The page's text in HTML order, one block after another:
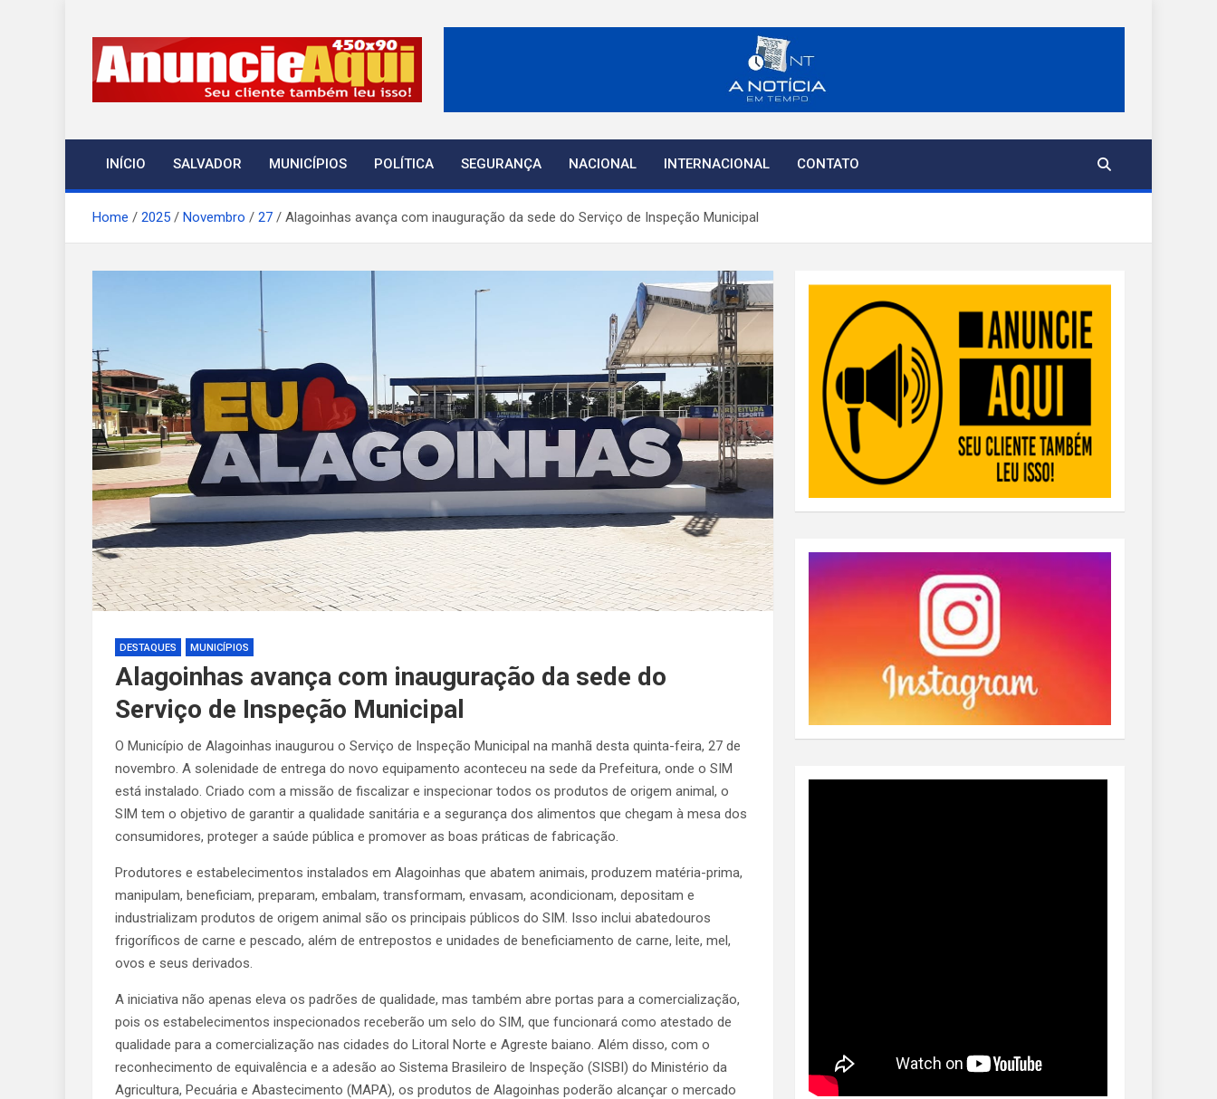
content
INÍCIO SALVADOR MUNICÍPIOS POLÍTICA SEGURANÇA NACIONAL INTERNACIONAL CONTATO
Home 2025 Novembro 27 Alagoinhas avança com inauguração da sede do Serviço de Inspeção Municipal
DESTAQUES MUNICÍPIOS
Alagoinhas avança com inauguração da sede do
Serviço de Inspeção Municipal
O Município de Alagoinhas inaugurou o Serviço de Inspeção Municipal na manhã desta quinta-feira, 27 de
novembro. A solenidade de entrega do novo equipamento aconteceu na sede da Prefeitura, onde o SIM
está instalado. Criado com a missão de fiscalizar e inspecionar todos os produtos de origem animal, o
SIM tem o objetivo de garantir a qualidade sanitária e a segurança dos alimentos que chegam à mesa dos
consumidores, proteger a saúde pública e promover as boas práticas de fabricação.
Produtores e estabelecimentos instalados em Alagoinhas que abatem animais, produzem matéria-prima,
manipulam, beneficiam, preparam, embalam, transformam, envasam, acondicionam, depositam e
industrializam produtos de origem animal são os principais públicos do SIM. Isso inclui abatedouros
frigoríficos de carne e pescado, além de entrepostos e unidades de beneficiamento de carne, leite, mel,
ovos e seus derivados.
A iniciativa não apenas eleva os padrões de qualidade, mas também abre portas para a comercialização,
pois os estabelecimentos inspecionados receberão um selo do SIM, que funcionará como atestado de
qualidade para a comercialização nas cidades do Litoral Norte e Agreste baiano. Além disso, com o
reconhecimento de equivalência e a adesão ao Sistema Brasileiro de Inspeção (SISBI) do Ministério da
Agricultura, Pecuária e Abastecimento (MAPA), os produtos de Alagoinhas poderão alcançar o mercado